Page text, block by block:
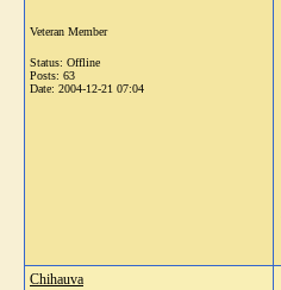
Veteran Member
Status: Offline
Posts: 63
Date: 2004-12-21 07:04
Chihauva